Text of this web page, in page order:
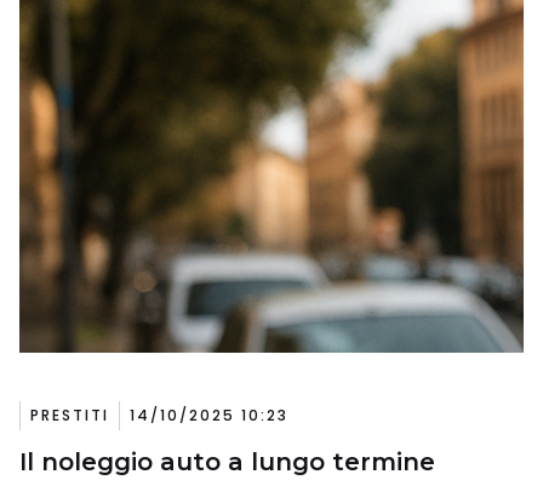
PRESTITI 14/10/2025 10:23
Il noleggio auto a lungo termine